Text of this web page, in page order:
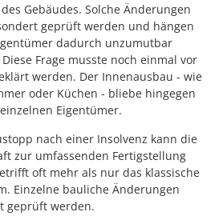
Gebäudes. Solche Änderungen
geprüft werden und hängen
dadurch unzumutbar
Frage musste noch einmal vor
werden. Der Innenausbau - wie
oder Küchen - bliebe hingegen
Eigentümer.
nach einer Insolvenz kann die
zur umfassenden Fertigstellung
oft mehr als nur das klassische
Einzelne bauliche Änderungen
geprüft werden.